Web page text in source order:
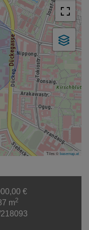
Tiles ©basemap.at
€
m2